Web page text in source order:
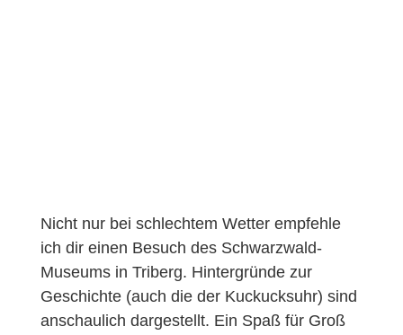
Nicht nur bei schlechtem Wetter empfehle
ich dir einen Besuch des Schwarzwald-
Museums in Triberg. Hintergründe zur
Geschichte (auch die der Kuckucksuhr) sind
anschaulich dargestellt. Ein Spaß für Groß